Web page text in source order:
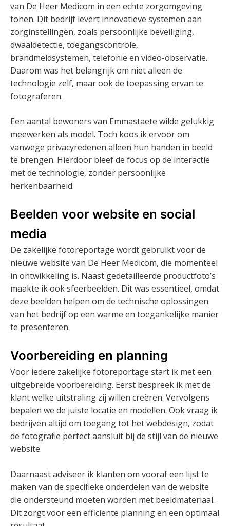
van De Heer Medicom in een echte zorgomgeving
tonen. Dit bedrijf levert innovatieve systemen aan
zorginstellingen, zoals persoonlijke beveiliging,
dwaaldetectie, toegangscontrole,
brandmeldsystemen, telefonie en video-observatie.
Daarom was het belangrijk om niet alleen de
technologie zelf, maar ook de toepassing ervan te
fotograferen.
Een aantal bewoners van Emmastaete wilde gelukkig
meewerken als model. Toch koos ik ervoor om
vanwege privacyredenen alleen hun handen in beeld
te brengen. Hierdoor bleef de focus op de interactie
met de technologie, zonder persoonlijke
herkenbaarheid.
Beelden voor website en social
media
De zakelijke fotoreportage wordt gebruikt voor de
nieuwe website van De Heer Medicom, die momenteel
in ontwikkeling is. Naast gedetailleerde productfoto’s
maakte ik ook sfeerbeelden. Dit was essentieel, omdat
deze beelden helpen om de technische oplossingen
van het bedrijf op een warme en toegankelijke manier
te presenteren.
Voorbereiding en planning
Voor iedere zakelijke fotoreportage start ik met een
uitgebreide voorbereiding. Eerst bespreek ik met de
klant welke uitstraling zij willen creëren. Vervolgens
bepalen we de juiste locatie en modellen. Ook vraag ik
bedrijven altijd om toegang tot het webdesign, zodat
de fotografie perfect aansluit bij de stijl van de nieuwe
website.
Daarnaast adviseer ik klanten om vooraf een lijst te
maken van de specifieke onderdelen van de website
die ondersteund moeten worden met beeldmateriaal.
Dit zorgt voor een efficiënte planning en een optimaal